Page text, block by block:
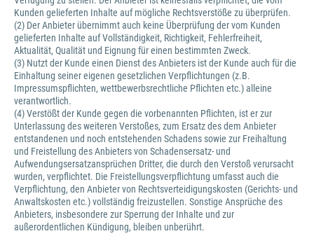
Kunden gelieferten Inhalte auf mögliche Rechtsverstöße zu überprüfen.
(2) Der Anbieter übernimmt auch keine Überprüfung der vom Kunden
gelieferten Inhalte auf Vollständigkeit, Richtigkeit, Fehlerfreiheit,
Aktualität, Qualität und Eignung für einen bestimmten Zweck.
(3) Nutzt der Kunde einen Dienst des Anbieters ist der Kunde auch für die
Einhaltung seiner eigenen gesetzlichen Verpflichtungen (z.B.
Impressumspflichten, wettbewerbsrechtliche Pflichten etc.) alleine
verantwortlich.
(4) Verstößt der Kunde gegen die vorbenannten Pflichten, ist er zur
Unterlassung des weiteren Verstoßes, zum Ersatz des dem Anbieter
entstandenen und noch entstehenden Schadens sowie zur Freihaltung
und Freistellung des Anbieters von Schadensersatz- und
Aufwendungsersatzansprüchen Dritter, die durch den Verstoß verursacht
wurden, verpflichtet. Die Freistellungsverpflichtung umfasst auch die
Verpflichtung, den Anbieter von Rechtsverteidigungskosten (Gerichts- und
Anwaltskosten etc.) vollständig freizustellen. Sonstige Ansprüche des
Anbieters, insbesondere zur Sperrung der Inhalte und zur
außerordentlichen Kündigung, bleiben unberührt.